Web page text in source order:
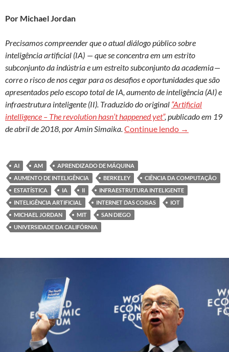
Por Michael Jordan
Precisamos compreender que o atual diálogo público sobre
inteligência artificial (IA) — que se concentra em um estrito
subconjunto da indústria e um estreito subconjunto da academia —
corre o risco de nos cegar para os desafios e oportunidades que são
apresentados pelo escopo total de IA, aumento de inteligência (AI) e
infraestrutura inteligente (II). Traduzido do original “Artificial
intelligence – The revolution hasn’t happened yet”, publicado em 19
de abril de 2018, por Amin Simaika.Continue lendo Inteligência
→
AI AM
APRENDIZADO DE MÁQUINA
AUMENTO DE INTELIGÊNCIA
BERKELEY
CIÊNCIA DA COMPUTAÇÃO
ESTATÍSTICA
IA II
INFRAESTRUTURA INTELIGENTE
INTELIGÊNCIA ARTIFICIAL
INTERNET DAS COISAS
IOT
MICHAEL JORDAN
MIT
SAN DIEGO
UNIVERSIDADE DA CALIFÓRNIA